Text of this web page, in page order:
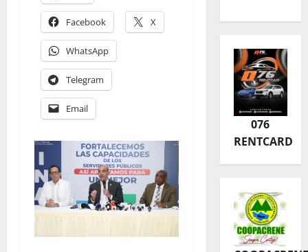
Facebook X
WhatsApp
Telegram
Email
076
RENTCARD